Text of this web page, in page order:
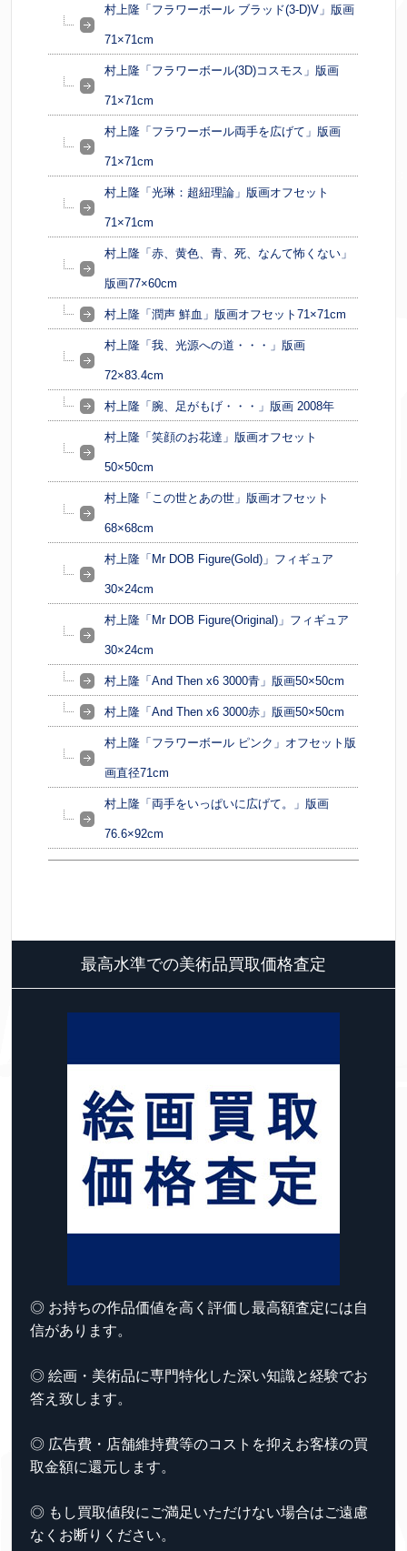
村上隆「フラワーボール ブラッド(3-D)V」版画
71×71cm
村上隆「フラワーボール(3D)コスモス」版画
71×71cm
村上隆「フラワーボール両手を広げて」版画
71×71cm
村上隆「光琳：超紐理論」版画オフセット
71×71cm
村上隆「赤、黄色、青、死、なんて怖くない」
版画77×60cm
村上隆「潤声 鮮血」版画オフセット71×71cm
村上隆「我、光源への道・・・」版画
72×83.4cm
村上隆「腕、足がもげ・・・」版画 2008年
村上隆「笑顔のお花達」版画オフセット
50×50cm
村上隆「この世とあの世」版画オフセット
68×68cm
村上隆「Mr DOB Figure(Gold)」フィギュア
30×24cm
村上隆「Mr DOB Figure(Original)」フィギュア
30×24cm
村上隆「And Then x6 3000青」版画50×50cm
村上隆「And Then x6 3000赤」版画50×50cm
村上隆「フラワーボール ピンク」オフセット版
画直径71cm
村上隆「両手をいっぱいに広げて。」版画
76.6×92cm
最高水準での美術品買取価格査定
◎ お持ちの作品価値を高く評価し最高額査定には自
信があります。
◎ 絵画・美術品に専門特化した深い知識と経験でお
答え致します。
◎ 広告費・店舗維持費等のコストを抑えお客様の買
取金額に還元します。
◎ もし買取値段にご満足いただけない場合はご遠慮
なくお断りください。